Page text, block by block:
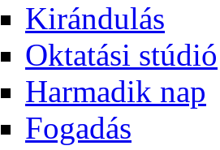
Ki­rán­du­lás
Ok­ta­tá­si stú­dió
Har­ma­dik nap
Fo­ga­dás